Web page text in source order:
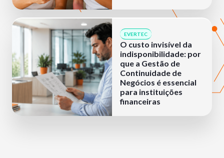
EVERTEC
O custo invisível da
indisponibilidade: por
que a Gestão de
Continuidade de
Negócios é essencial
para instituições
financeiras